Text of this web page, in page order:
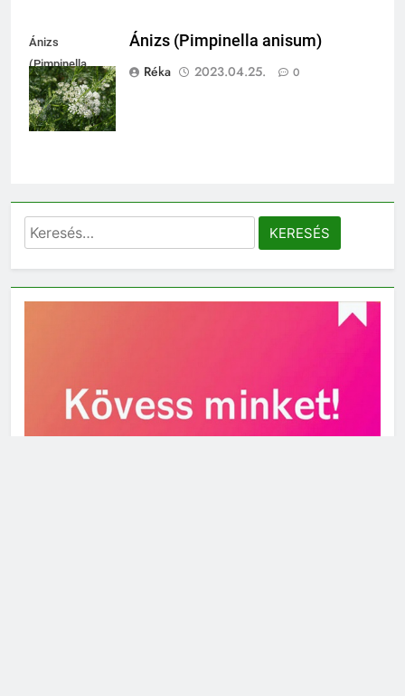
Ánizs
(Pimpinella
anisum)
Ánizs (Pimpinella anisum)
Réka
2023.04.25. 0
Keresés: